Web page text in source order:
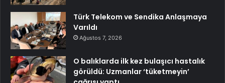
Türk Telekom ve Sendika Anlaşmaya
Varıldı
Ağustos 7, 2026
O balıklarda ilk kez bulaşıcı hastalık
görüldü: Uzmanlar ‘tüketmeyin’